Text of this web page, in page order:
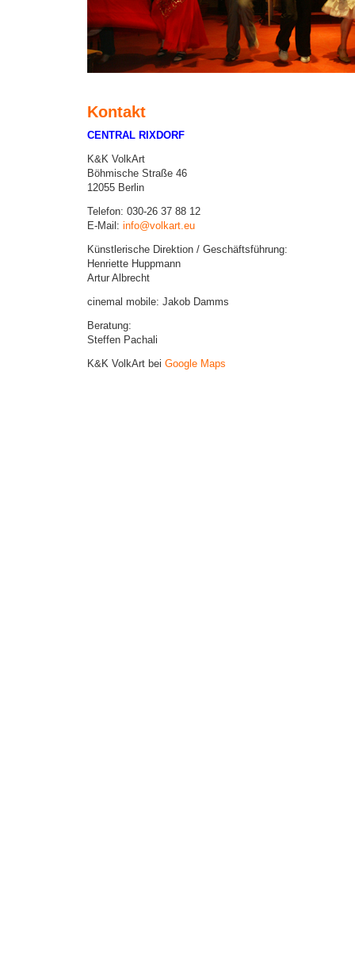
Kontakt
CENTRAL RIXDORF
K&K VolkArt
Böhmische Straße 46
12055 Berlin
Telefon: 030-26 37 88 12
E-Mail: info@volkart.eu
Künstlerische Direktion / Geschäftsführung:
Henriette Huppmann
Artur Albrecht
cinemal mobile: Jakob Damms
Beratung:
Steffen Pachali
K&K VolkArt bei Google Maps